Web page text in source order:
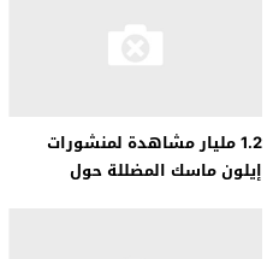
1.2 مليار مشاهدة لمنشورات
إيلون ماسك المضللة حول